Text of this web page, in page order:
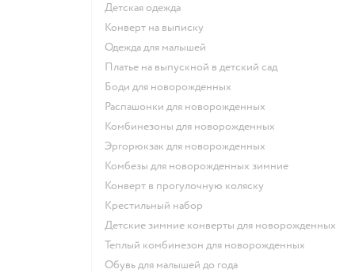
Детская одежда
Конверт на выписку
Одежда для малышей
Платье на выпускной в детский сад
Боди для новорожденных
Распашонки для новорожденных
Комбинезоны для новорожденных
Эргорюкзак для новорожденных
Комбезы для новорожденных зимние
Конверт в прогулочную коляску
Крестильный набор
Детские зимние конверты для новорожденных
Теплый комбинезон для новорожденных
Обувь для малышей до года